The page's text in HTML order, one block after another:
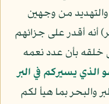
من وجهين
أنه أقدر على جزائهم
خلقه بأن عدد نعمه
الذي يسيركم في البر
والبحر بما هيأ لكم